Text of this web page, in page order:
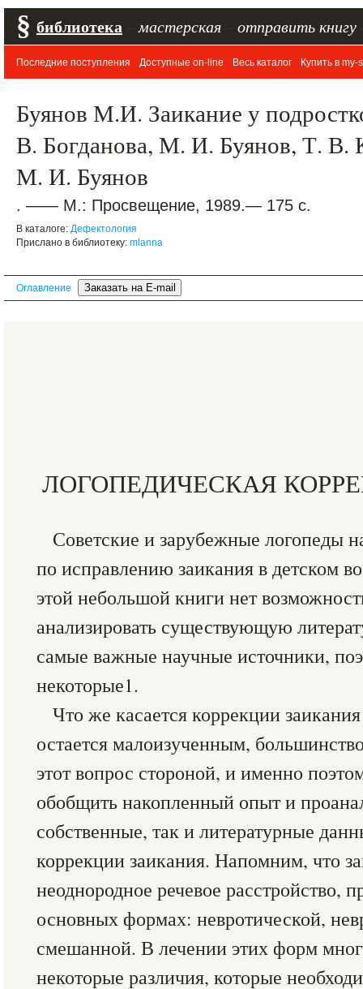
§ библиотека мастерская отправить книгу
Последние поступления Доступные on-line Весь каталог Купить в my-
Буянов М.И. Заикание у
В. Богданова, М. И. Буянов, Т. В.
М. И. Буянов
. —— М.: Просвещение, 1989.— 175 с.
В каталоге: Дефектология
Прислано в библиотеку: mlanna
Оглавление
ЛОГОПЕДИЧЕСКАЯ
Советские и зарубежные логопеды
по исправлению заикания в детском
этой небольшой книги нет
анализировать существующую
самые важные научные источники,
некоторые1.
Что же касается коррекции
остается малоизученным,
этот вопрос стороной, и именно
обобщить накопленный опыт и
собственные, так и литературные
коррекции заикания. Напомним, что
неоднородное речевое расстройство,
основных формах: невротической,
смешанной. В лечении этих форм
некоторые различия, которые